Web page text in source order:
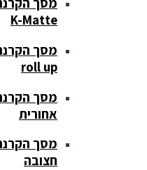
K-Matte
מסך הקרנה
roll up
מסך הקרנה
אחורית
מסך הקרנה
חצובה